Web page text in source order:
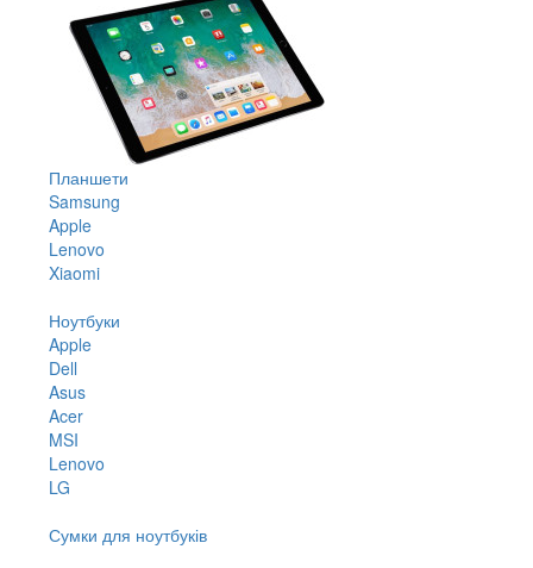
Планшети
Samsung
Apple
Lenovo
Xiaomi
Ноутбуки
Apple
Dell
Asus
Acer
MSI
Lenovo
LG
Сумки для ноутбуків